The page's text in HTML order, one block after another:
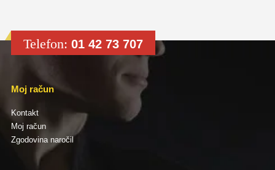
Telefon: 01 42 73 707
Moj račun
Kontakt
Moj račun
Zgodovina naročil